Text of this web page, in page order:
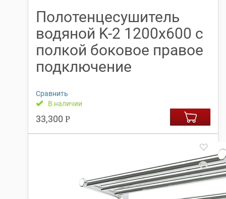
Полотенцесушитель
водяной K-2 1200х600 с
полкой боковое правое
подключение
Сравнить
В наличии
33,300 Р